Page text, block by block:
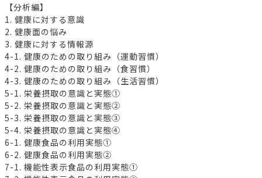
【分析編】
1. 健康に対する意識
2. 健康面の悩み
3. 健康に対する情報源
4-1. 健康のための取り組み（運動習慣）
4-2. 健康のための取り組み（食習慣）
4-3. 健康のための取り組み（生活習慣）
5-1. 栄養摂取の意識と実態①
5-2. 栄養摂取の意識と実態②
5-3. 栄養摂取の意識と実態③
5-4. 栄養摂取の意識と実態④
6-1. 健康食品の利用実態①
6-2. 健康食品の利用実態②
7-1. 機能性表示食品の利用実態①